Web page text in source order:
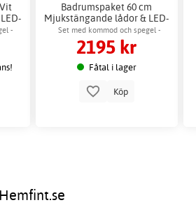
-
Badrumspaket 60 cm
Mjukstängande lådor & LED-
spegel - Aurelia
Set med kommod och spegel -
keramiskt tvättställ & dimbar LED-
spegel med anti-fog.
2195 kr
Fåtal i lager
Köp